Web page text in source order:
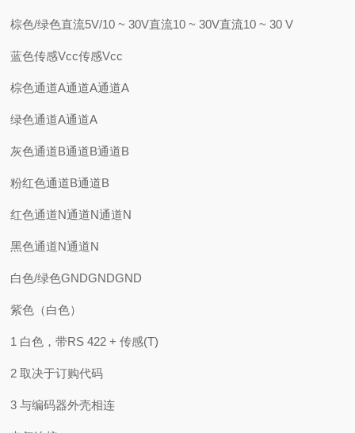
棕色/绿色直流5V/10 ~ 30V直流10 ~ 30V直流10 ~ 30 V
蓝色传感Vcc传感Vcc
棕色通道A通道A通道A
绿色通道A通道A
灰色通道B通道B通道B
粉红色通道B通道B
红色通道N通道N通道N
黑色通道N通道N
白色/绿色GNDGNDGND
紫色（白色）
1 白色，带RS 422 + 传感(T)
2 取决于订购代码
3 与编码器外壳相连